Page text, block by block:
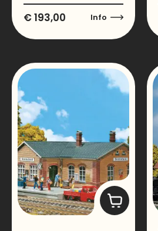
€193,00 Info